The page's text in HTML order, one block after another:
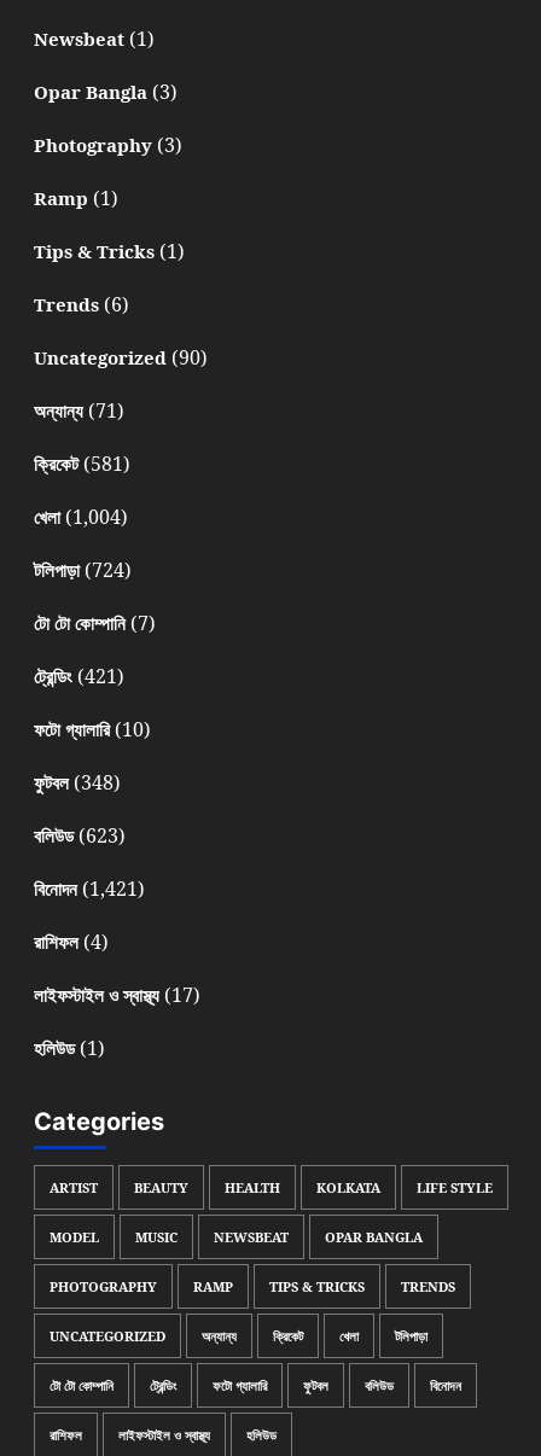
Newsbeat(1)
Opar Bangla(3)
Photography(3)
Ramp (1)
Tips & Tricks(1)
Trends(6)
Uncategorized(90)
অন্যান্য(71)
ক্রিকেট(581)
খেলা(1,004)
টলিপাড়া(724)
টো টো কোম্পানি(7)
ট্রেন্ডিং(421)
ফটো গ্যালারি(10)
ফুটবল(348)
বলিউড(623)
বিনোদন(1,421)
রাশিফল(4)
লাইফস্টাইল ও স্বাস্থ্য(17)
হলিউড(1)
Categories
ARTIST BEAUTY HEALTH KOLKATA LIFE STYLE
MODEL MUSIC NEWSBEAT OPAR BANGLA
PHOTOGRAPHY RAMP TIPS & TRICKS TRENDS
UNCATEGORIZED অন্যান্য ক্রিকেট খেলা টলিপাড়া
টো টো কোম্পানি ট্রেন্ডিং ফটো গ্যালারি ফুটবল বলিউড বিনোদন
রাশিফল লাইফস্টাইল ও স্বাস্থ্য হলিউড